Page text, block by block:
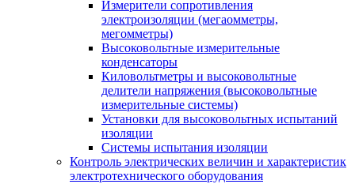
Измерители сопротивления
электроизоляции (мегаомметры,
мегомметры)
Высоковольтные измерительные
конденсаторы
Киловольтметры и высоковольтные
делители напряжения (высоковольтные
измерительные системы)
Установки для высоковольтных испытаний
изоляции
Системы испытания изоляции
Контроль электрических величин и характеристик
электротехнического оборудования